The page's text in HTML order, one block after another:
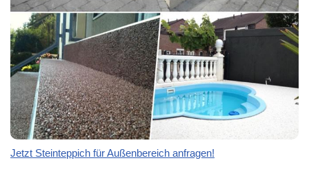
Jetzt Steinteppich für Außenbereich anfragen!